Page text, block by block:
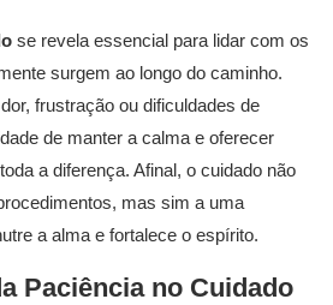
se revela essencial para lidar com os
surgem ao longo do caminho.
frustração ou dificuldades de
de manter a calma e oferecer
a diferença. Afinal, o cuidado não
mas sim a uma
a alma e fortalece o espírito.
Paciência no Cuidado